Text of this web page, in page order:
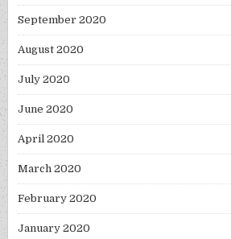
September 2020
August 2020
July 2020
June 2020
April 2020
March 2020
February 2020
January 2020